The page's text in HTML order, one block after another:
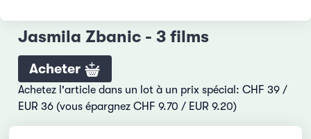
Jasmila Zbanic - 3 films
Acheter
Achetez l'article dans un lot à un prix spécial: CHF 39 /
EUR 36 (vous épargnez CHF 9.70 / EUR 9.20)